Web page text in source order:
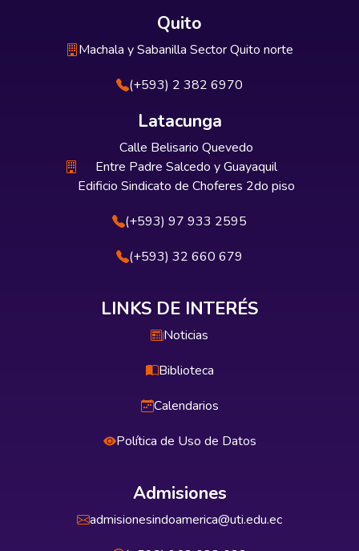
Quito
Machala y Sabanilla Sector Quito norte
(+593) 2 382 6970
Latacunga
Calle Belisario Quevedo
Entre Padre Salcedo y Guayaquil
Edificio Sindicato de Choferes 2do piso
(+593) 97 933 2595
(+593) 32 660 679
LINKS DE INTERÉS
Noticias
Biblioteca
Calendarios
Política de Uso de Datos
Admisiones
admisionesindoamerica@uti.edu.ec